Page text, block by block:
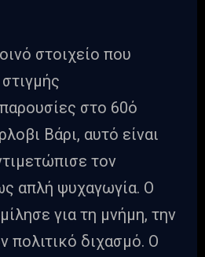
στοιχείο που
στο 60ό
Βάρι, αυτό είναι
τον
απλή ψυχαγωγία. Ο
για τη μνήμη, την
πολιτικό διχασμό. Ο